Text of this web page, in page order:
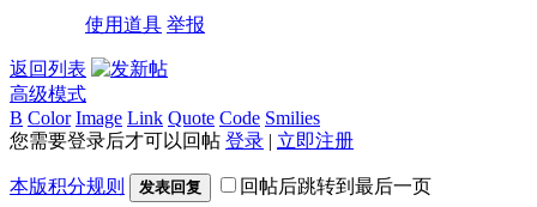
使用道具 举报
返回列表
高级模式
B Color Image Link Quote Code Smilies
您需要登录后才可以回帖 登录 | 立即注册
本版积分规则 发表回复 回帖后跳转到最后一页